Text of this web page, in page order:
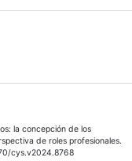
la concepción de los
de roles profesionales.
cys.v2024.8768